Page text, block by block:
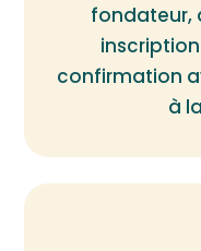
fondateur,
confirmation
à